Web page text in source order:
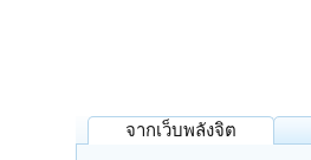
จากเว็บพลังจิต